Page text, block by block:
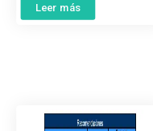
Leer más